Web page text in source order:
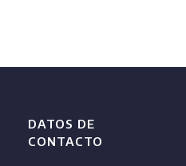
DATOS DE
CONTACTO